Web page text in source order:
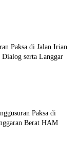
Paksa di Jalan Irian
Dialog serta Langgar
Paksa di
Berat HAM